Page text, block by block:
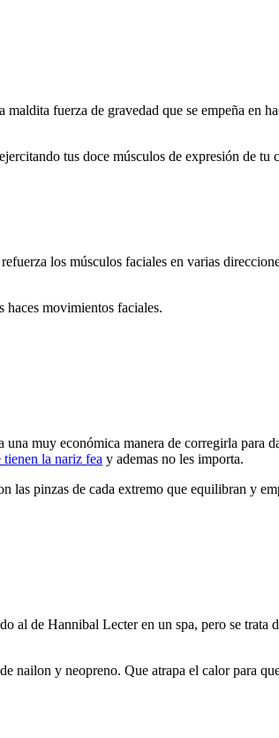
fuerza de gravedad que se empeña en
tus doce músculos de expresión de tu
los músculos faciales en varias
haces movimientos faciales.
una muy económica manera de corregirla para
tienen la nariz fea y ademas no les importa.
las pinzas de cada extremo que equilibran y
al de Hannibal Lecter en un spa, pero se
nailon y neopreno. Que atrapa el calor para